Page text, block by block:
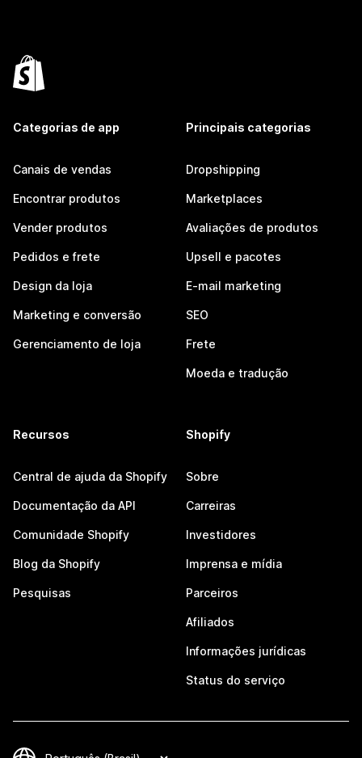
Categorias de app
Canais de vendas
Encontrar produtos
Vender produtos
Pedidos e frete
Design da loja
Marketing e conversão
Gerenciamento de loja
Principais categorias
Dropshipping
Marketplaces
Avaliações de produtos
Upsell e pacotes
E-mail marketing
SEO
Frete
Moeda e tradução
Recursos
Central de ajuda da Shopify
Documentação da API
Comunidade Shopify
Blog da Shopify
Pesquisas
Shopify
Sobre
Carreiras
Investidores
Imprensa e mídia
Parceiros
Afiliados
Informações jurídicas
Status do serviço